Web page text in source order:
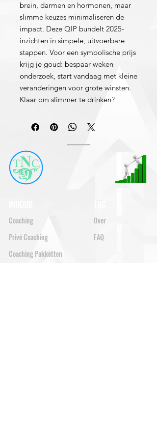
brein, darmen en hormonen, maar
slimme keuzes minimaliseren de
impact. Deze QIP bundelt 2025-
inzichten in simpele, uitvoerbare
stappen. Voor een symbolische prijs
krijg je goud: bespaar weken
onderzoek, start vandaag met kleine
veranderingen voor grote winsten.
Klaar om slimmer te drinken?
Coaching
Privé Coaching
Coaching Pakketten
Over
FAQ